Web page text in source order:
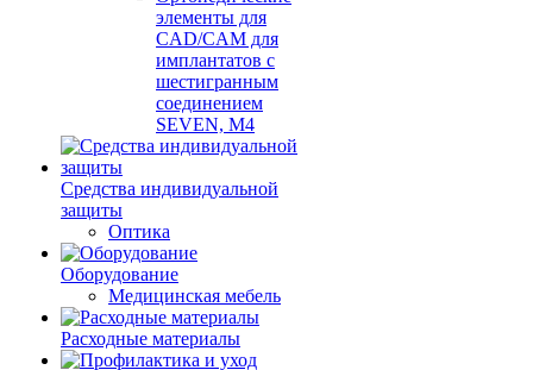
элементы для
CAD/CAM для
имплантатов с
шестигранным
соединением
SEVEN, М4
Средства индивидуальной
защиты
Оптика
Оборудование
Медицинская мебель
Расходные материалы